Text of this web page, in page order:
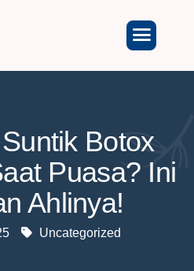
Botox
Puasa? Ini
Ahlinya!
Uncategorized